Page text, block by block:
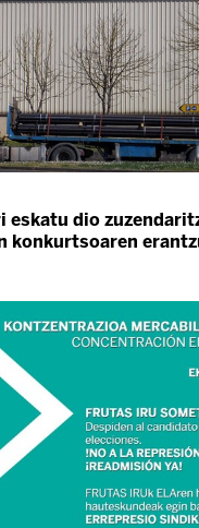
eskatu dio
konkurtsoaren